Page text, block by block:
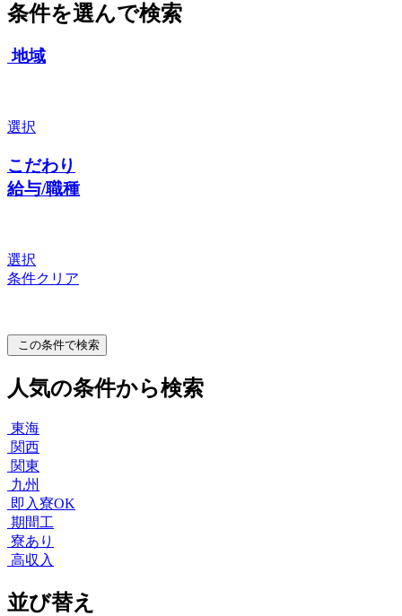
条件を選んで検索
地域
選択
こだわり
給与/職種
選択
条件クリア
この条件で検索
人気の条件から検索
東海
関西
関東
九州
即入寮OK
期間工
寮あり
高収入
並び替え